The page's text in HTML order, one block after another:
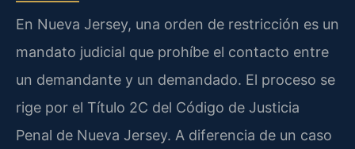
En Nueva Jersey, una orden de restricción es un
mandato judicial que prohíbe el contacto entre
un demandante y un demandado. El proceso se
rige por el Título 2C del Código de Justicia
Penal de Nueva Jersey. A diferencia de un caso